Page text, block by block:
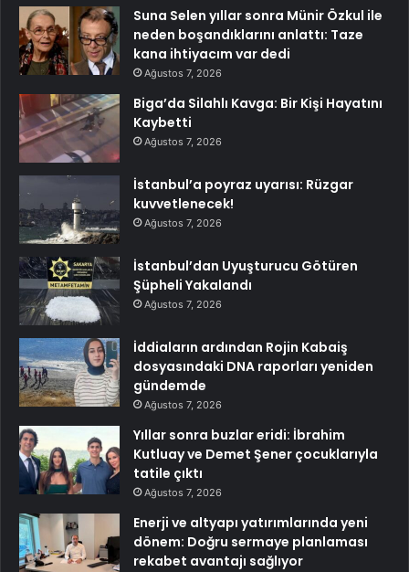
Suna Selen yıllar sonra Münir Özkul ile
neden boşandıklarını anlattı: Taze
kana ihtiyacım var dedi
Ağustos 7, 2026
Biga’da Silahlı Kavga: Bir Kişi Hayatını
Kaybetti
Ağustos 7, 2026
İstanbul’a poyraz uyarısı: Rüzgar
kuvvetlenecek!
Ağustos 7, 2026
İstanbul’dan Uyuşturucu Götüren
Şüpheli Yakalandı
Ağustos 7, 2026
İddiaların ardından Rojin Kabaiş
dosyasındaki DNA raporları yeniden
gündemde
Ağustos 7, 2026
Yıllar sonra buzlar eridi: İbrahim
Kutluay ve Demet Şener çocuklarıyla
tatile çıktı
Ağustos 7, 2026
Enerji ve altyapı yatırımlarında yeni
dönem: Doğru sermaye planlaması
rekabet avantajı sağlıyor